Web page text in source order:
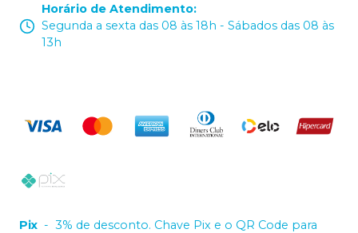
Horário de Atendimento:
Segunda a sexta das 08 às 18h - Sábados das 08 às
13h
Pix - 3% de desconto. Chave Pix e o QR Code para